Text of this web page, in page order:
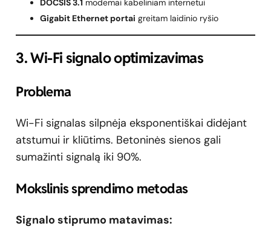
DOCSIS 3.1 modemai kabeliniam internetui
Gigabit Ethernet portai greitam laidinio ryšio
3. Wi-Fi signalo optimizavimas
Problema
Wi-Fi signalas silpnėja eksponentiškai didėjant
atstumui ir kliūtims. Betoninės sienos gali
sumažinti signalą iki 90%.
Mokslinis sprendimo metodas
Signalo stiprumo matavimas: